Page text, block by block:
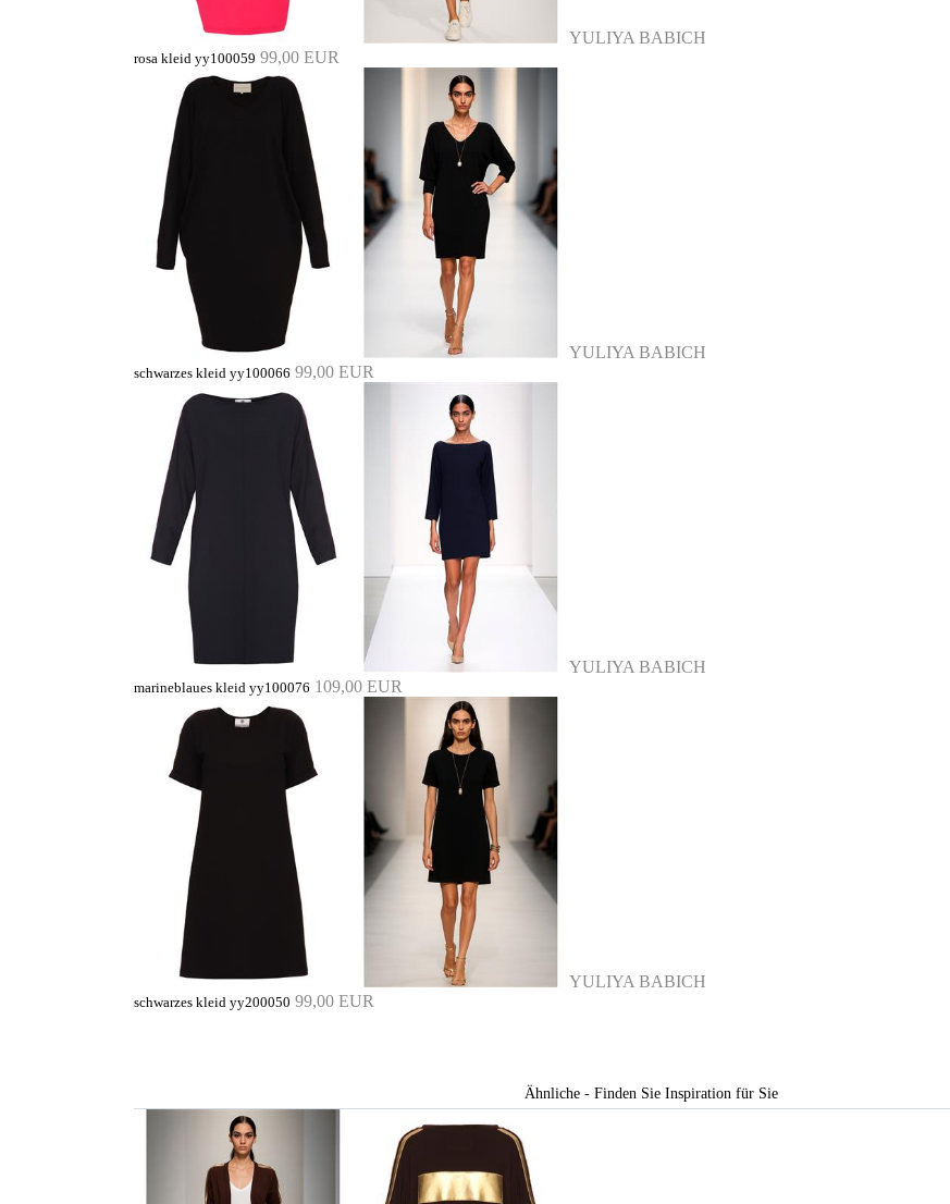
YULIYA BABICH
rosa kleid yy100059 99,00 EUR
YULIYA BABICH
schwarzes kleid yy100066 99,00 EUR
YULIYA BABICH
marineblaues kleid yy100076 109,00 EUR
YULIYA BABICH
schwarzes kleid yy200050 99,00 EUR
Ähnliche - Finden Sie Inspiration für Sie